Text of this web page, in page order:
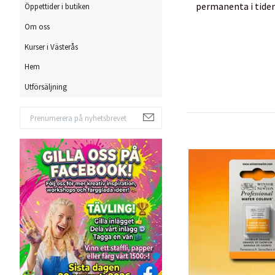
Öppettider i butiken
Om oss
Kurser i Västerås
Hem
Utförsäljning
permanenta i